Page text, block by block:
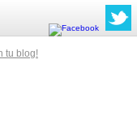
tu blog!